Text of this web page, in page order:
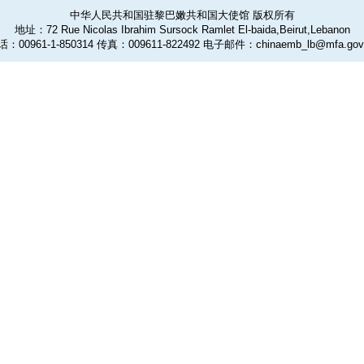
中华人民共和国驻黎巴嫩共和国大使馆 版权所有
地址：72 Rue Nicolas Ibrahim Sursock Ramlet El-baida,Beirut,Lebanon
：00961-1-850314 传真：009611-822492 电子邮件：